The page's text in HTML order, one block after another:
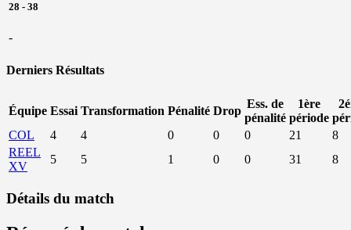
28 - 38
-
Derniers Résultats
Équipe Essai Transformation Pénalité Drop
Ess. de
pénalité
1ère
période
COL
4 4 0 0 0 21
8
REEL
XV
5 5 1 0 0 31 8
Détails du match